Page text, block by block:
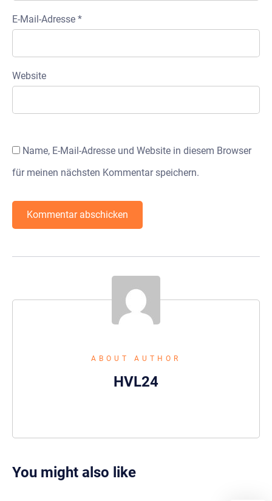
E-Mail-Adresse *
Website
Name, E-Mail-Adresse und Website in diesem Browser
für meinen nächsten Kommentar speichern.
ABOUT AUTHOR
HVL24
You might also like